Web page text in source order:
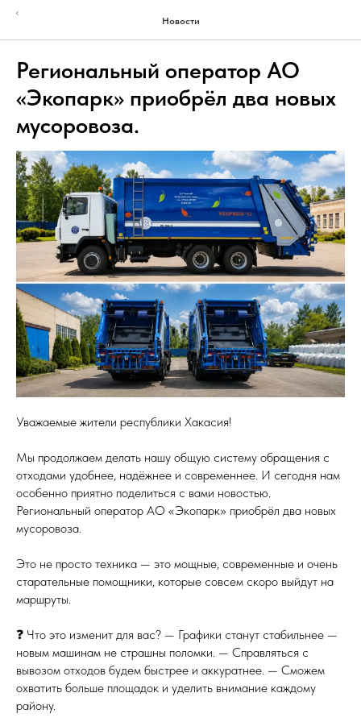
Новости
Региональный оператор АО
«Экопарк» приобрёл два новых
мусоровоза.
Уважаемые жители республики Хакасия!
Мы продолжаем делать нашу общую систему обращения с
отходами удобнее, надёжнее и современнее. И сегодня нам
особенно приятно поделиться с вами новостью.
Региональный оператор АО «Экопарк» приобрёл два новых
мусоровоза.
Это не просто техника — это мощные, современные и очень
старательные помощники, которые совсем скоро выйдут на
маршруты.
❓ Что это изменит для вас? — Графики станут стабильнее —
новым машинам не страшны поломки. — Справляться с
вывозом отходов будем быстрее и аккуратнее. — Сможем
охватить больше площадок и уделить внимание каждому
району.